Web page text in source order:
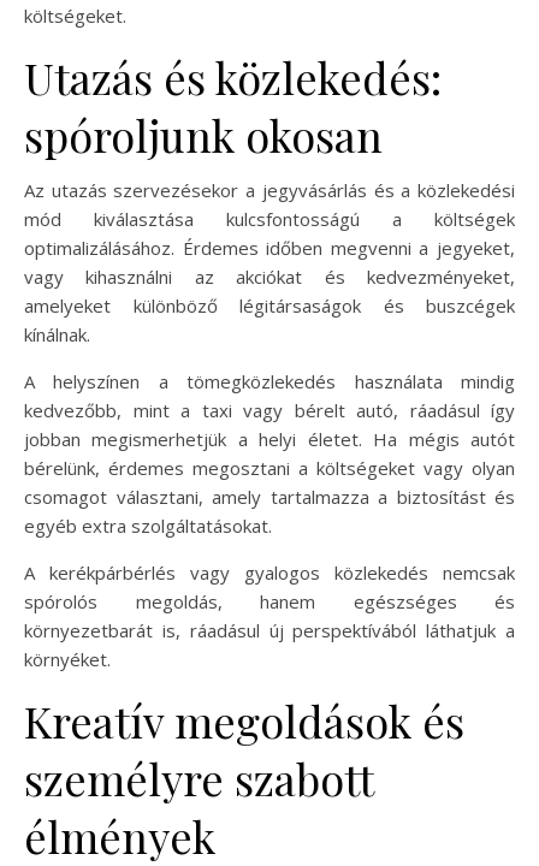
költségeket.
Utazás és közlekedés:
spóroljunk okosan
Az utazás szervezésekor a jegyvásárlás és a közlekedési
mód kiválasztása kulcsfontosságú a költségek
optimalizálásához. Érdemes időben megvenni a jegyeket,
vagy kihasználni az akciókat és kedvezményeket,
amelyeket különböző légitársaságok és buszcégek
kínálnak.
A helyszínen a tömegközlekedés használata mindig
kedvezőbb, mint a taxi vagy bérelt autó, ráadásul így
jobban megismerhetjük a helyi életet. Ha mégis autót
bérelünk, érdemes megosztani a költségeket vagy olyan
csomagot választani, amely tartalmazza a biztosítást és
egyéb extra szolgáltatásokat.
A kerékpárbérlés vagy gyalogos közlekedés nemcsak
spórolós megoldás, hanem egészséges és
környezetbarát is, ráadásul új perspektívából láthatjuk a
környéket.
Kreatív megoldások és
személyre szabott
élmények